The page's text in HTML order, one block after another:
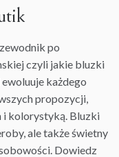
po
czyli jakie bluzki
każdego
propozycji,
i kolorystyką. Bluzki
ale także świetny
Dowiedz